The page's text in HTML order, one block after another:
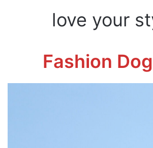
love your
Fashion